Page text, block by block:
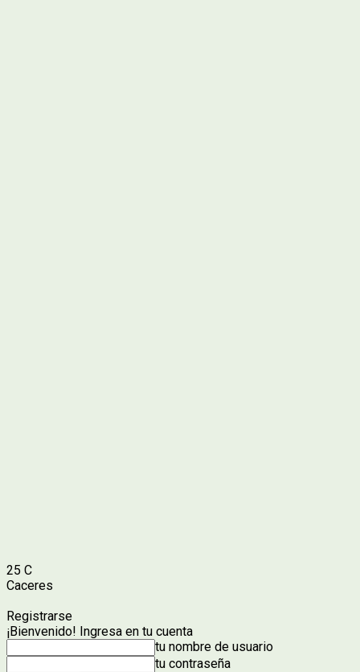
25 C
Caceres
Registrarse
¡Bienvenido! Ingresa en tu cuenta
tu nombre de usuario
tu contraseña